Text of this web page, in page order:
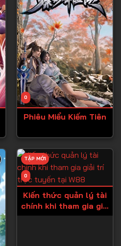
Tập 31
Tập 32
Tập 33
Tập 34
Tập 35
Tập 36
Tập 39
Tập 40
Tập 41
Tập 42
Tập 43
Tập 44
0
Phiêu Miểu Kiếm Tiên
0
TẬP MỚI
Kiến thức quản lý tài
chính khi tham gia giải
trí trực tuyến tại W88